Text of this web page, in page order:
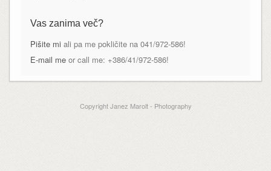
Vas zanima več?
Pišite mi ali pa me pokličite na 041/972-586!
E-mail meor call me: +386/41/972-586!
Copyright Janez Marolt - Photography